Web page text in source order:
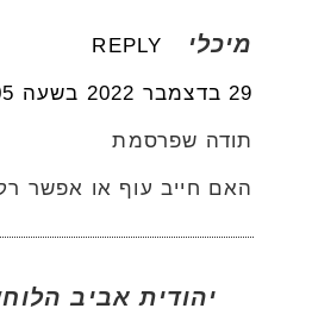
מיכלי REPLY
29 בדצמבר 2022 בשעה 19:05
תודה שפרסמת
האם חייב עוף או אפשר
יהודית אביב